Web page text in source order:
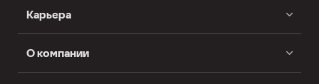
Карьера
О компании